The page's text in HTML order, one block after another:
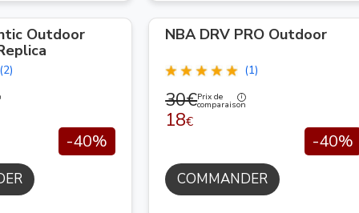
Outdoor
-40%
NBA DRV PRO Outdoor
(1)
30€Prix de
comparaison
18€
-40%
COMMANDER